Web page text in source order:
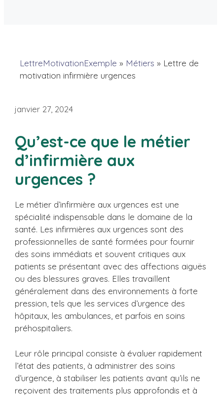
LettreMotivationExemple » Métiers » Lettre de
motivation infirmière urgences
janvier 27, 2024
Qu’est-ce que le métier
d’infirmière aux
urgences ?
Le métier d’infirmière aux urgences est une
spécialité indispensable dans le domaine de la
santé. Les infirmières aux urgences sont des
professionnelles de santé formées pour fournir
des soins immédiats et souvent critiques aux
patients se présentant avec des affections aiguës
ou des blessures graves. Elles travaillent
généralement dans des environnements à forte
pression, tels que les services d’urgence des
hôpitaux, les ambulances, et parfois en soins
préhospitaliers.
Leur rôle principal consiste à évaluer rapidement
l’état des patients, à administrer des soins
d’urgence, à stabiliser les patients avant qu’ils ne
reçoivent des traitements plus approfondis et à